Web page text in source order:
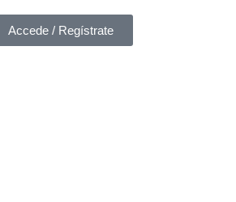
Accede / Regístrate